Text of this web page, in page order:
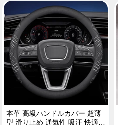
本革 高級ハンドルカバー 超薄
型 滑り止め 通気性 吸汗 快適